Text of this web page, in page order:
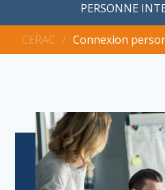
PERSONNE
CERAC ∕ Connexion